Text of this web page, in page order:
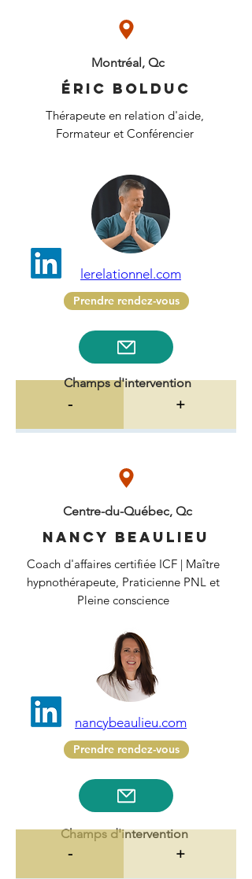
Montréal, Qc
Éric Bolduc
Thérapeute en relation d'aide,
Formateur et Conférencier
lerelationnel.com
Prendre rendez-vous
- +
Champs d'intervention
Centre-du-Québec, Qc
Nancy Beaulieu
Coach d'affaires certifiée ICF | Maître
hypnothérapeute, Praticienne PNL et
Pleine conscience
nancybeaulieu.com
Prendre rendez-vous
Champs d'intervention
- +